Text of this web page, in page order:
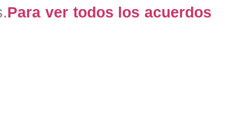
Para ver todos los acuerdos